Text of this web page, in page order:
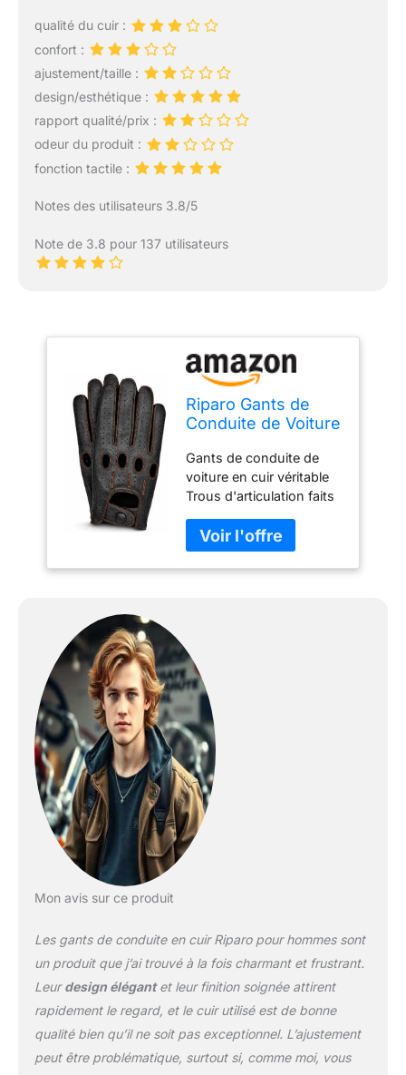
qualité du cuir :
confort :
ajustement/taille :
design/esthétique :
rapport qualité/prix :
odeur du produit :
fonction tactile :
Notes des utilisateurs 3.8/5
Note de 3.8 pour 137 utilisateurs
Riparo Gants de
Conduite de Voiture
Hommes Gants en
Cuir à écran Tactile
à Doigt Complet (L,
Fil Rouge Noir)
Gants de conduite de
voiture en cuir véritable
Trous d'articulation faits
d'équitation non doublés
pour hommes Bouton-
pression gainé de cuir au
Mon avis sur ce produit
Les gants de conduite en cuir Riparo pour hommes sont
un produit que j’ai trouvé à la fois charmant et frustrant.
Leurdesign élégantet leur finition soignée attirent
rapidement le regard, et le cuir utilisé est de bonne
qualité bien qu’il ne soit pas exceptionnel. L’ajustement
peut être problématique, surtout si, comme moi, vous